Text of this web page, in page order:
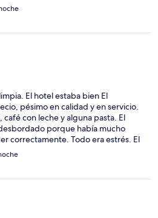
El hotel estaba bien El
pésimo en calidad y en servicio.
con leche y alguna pasta. El
porque había mucho
correctamente. Todo era estrés. El
trajeron casi nos lo tiraron encima